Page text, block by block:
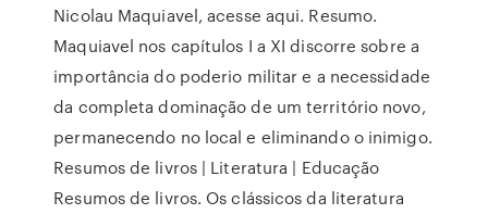
Nicolau Maquiavel, acesse aqui. Resumo.
Maquiavel nos capítulos I a XI discorre sobre a
importância do poderio militar e a necessidade
da completa dominação de um território novo,
permanecendo no local e eliminando o inimigo.
Resumos de livros | Literatura | Educação
Resumos de livros. Os clássicos da literatura